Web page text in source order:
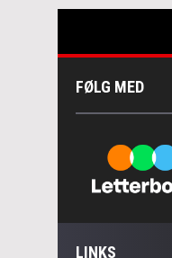
FØLG MED
LINKS